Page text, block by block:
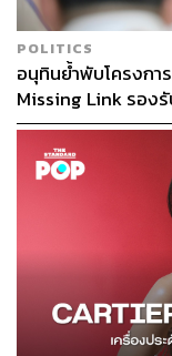
POLITICS
อนุทินย้ำพับโครงกา
Missing Link รอง